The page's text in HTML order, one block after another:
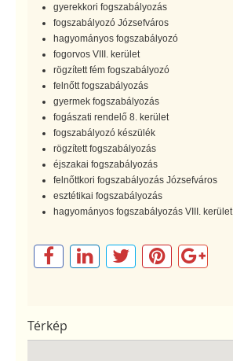
gyerekkori fogszabályozás
fogszabályozó Józsefváros
hagyományos fogszabályozó
fogorvos VIII. kerület
rögzített fém fogszabályozó
felnőtt fogszabályozás
gyermek fogszabályozás
fogászati rendelő 8. kerület
fogszabályozó készülék
rögzített fogszabályozás
éjszakai fogszabályozás
felnőttkori fogszabályozás Józsefváros
esztétikai fogszabályozás
hagyományos fogszabályozás VIII. kerület
Térkép